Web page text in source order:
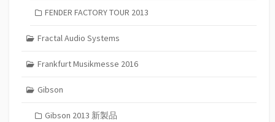
FENDER FACTORY TOUR 2013
Fractal Audio Systems
Frankfurt Musikmesse 2016
Gibson
Gibson 2013 新製品